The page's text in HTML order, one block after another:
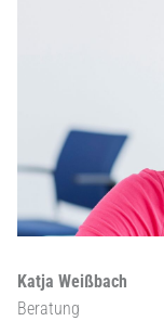
Katja Weißbach
Beratung